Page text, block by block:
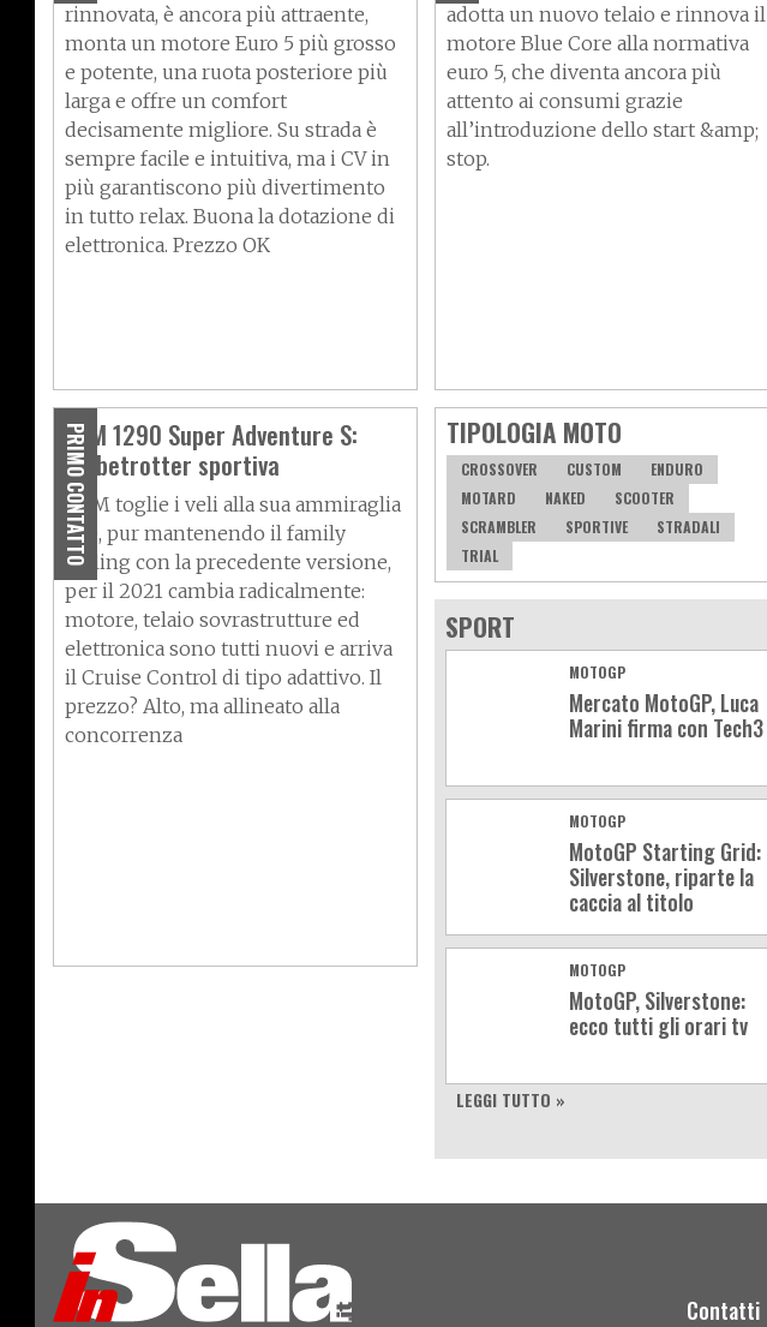
rinnovata, è ancora più attraente,
monta un motore Euro 5 più grosso
e potente, una ruota posteriore più
larga e offre un comfort
decisamente migliore. Su strada è
sempre facile e intuitiva, ma i CV in
più garantiscono più divertimento
in tutto relax. Buona la dotazione di
elettronica. Prezzo OK
adotta un nuovo telaio e rinnova il
motore Blue Core alla normativa
euro 5, che diventa ancora più
attento ai consumi grazie
all’introduzione dello start &amp;
stop.
PRIMO CONTATTO
KTM 1290 Super Adventure S:
globetrotter sportiva
KTM toglie i veli alla sua ammiraglia
che, pur mantenendo il family
feeling con la precedente versione,
per il 2021 cambia radicalmente:
motore, telaio sovrastrutture ed
elettronica sono tutti nuovi e arriva
il Cruise Control di tipo adattivo. Il
prezzo? Alto, ma allineato alla
concorrenza
TIPOLOGIA MOTO
CROSSOVER CUSTOM
ENDURO
MOTARD
NAKED
SCOOTER
SCRAMBLER
SPORTIVE
STRADALI
TRIAL
SPORT
MOTOGP
Mercato MotoGP, Luca
Marini firma con Tech3
MOTOGP
MotoGP Starting Grid:
Silverstone, riparte la
caccia al titolo
MOTOGP
MotoGP, Silverstone:
ecco tutti gli orari tv
LEGGI TUTTO »
Contatti